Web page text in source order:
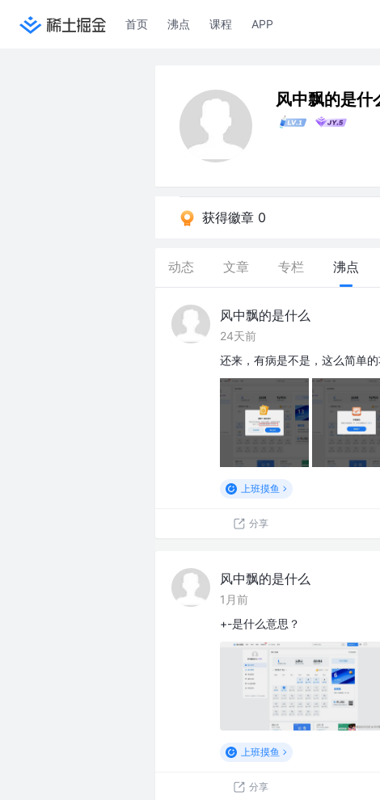
首页 沸点 课程 APP
风中飘的是什
获得徽章 0
动态 文章 专栏 沸点
风中飘的是什么
24天前
还来，有病是不是，这么简单
上班摸鱼
分享
风中飘的是什么
1月前
+-是什么意思？
上班摸鱼
分享